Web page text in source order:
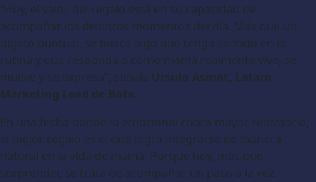
“Hoy, el valor del regalo está en su capacidad de
acompañar los distintos momentos del día. Más que un
objeto puntual, se busca algo que tenga sentido en la
rutina y que responda a cómo mamá realmente vive, se
mueve y se expresa”, señala Ursula Asmat, Latam
Marketing Lead de Bata.
En una fecha donde lo emocional cobra mayor relevancia,
el mejor regalo es el que logra integrarse de manera
natural en la vida de mamá. Porque hoy, más que
sorprender, se trata de acompañar, un paso a la vez.